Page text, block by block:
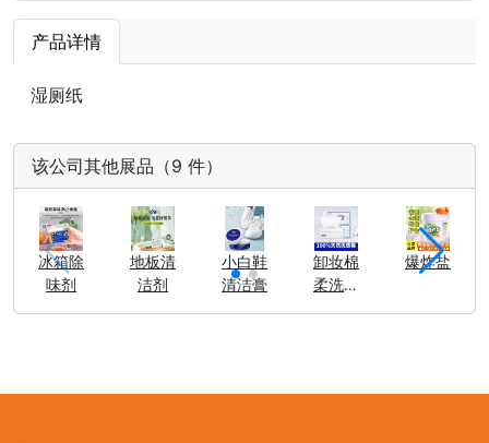
产品详情
湿厕纸
该公司其他展品（9 件）
冰箱除
味剂
地板清
洁剂
小白鞋
清洁膏
卸妆棉
柔洗脸
爆炸盐